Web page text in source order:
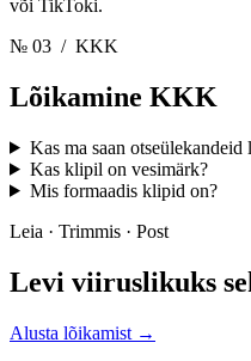
või TikToki.
№ 03 / KKK
Lõikamine KKK
Kas ma saan otseülekandeid
Kas klipil on vesimärk?
Mis formaadis klipid on?
Leia · Trimmis · Post
Levi viiruslikuks
Alusta lõikamist →